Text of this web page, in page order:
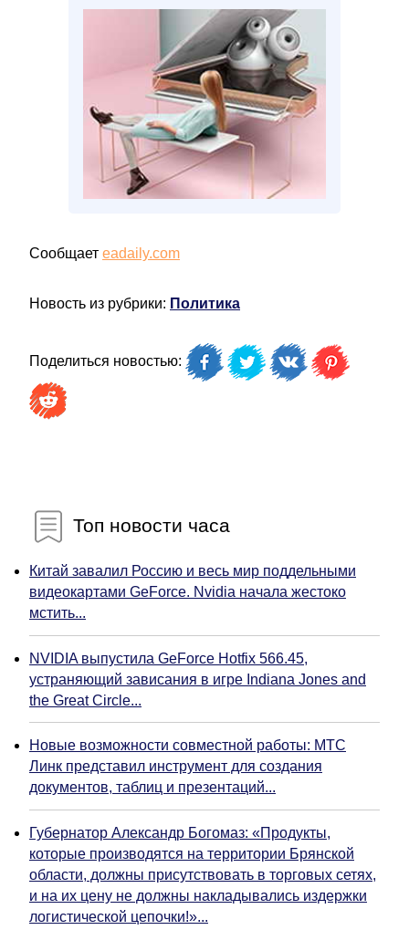
Сообщает eadaily.com
Новость из рубрики: Политика
Поделиться новостью:
Топ новости часа
Китай завалил Россию и весь мир поддельными
видеокартами GeForce. Nvidia начала жестоко
мстить...
NVIDIA выпустила GeForce Hotfix 566.45,
устраняющий зависания в игре Indiana Jones and
the Great Circle...
Новые возможности совместной работы: МТС
Линк представил инструмент для создания
документов, таблиц и презентаций...
Губернатор Александр Богомаз: «Продукты,
которые производятся на территории Брянской
области, должны присутствовать в торговых сетях,
и на их цену не должны накладывались издержки
логистической цепочки!»...